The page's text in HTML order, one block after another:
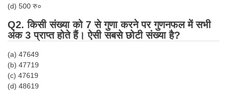
SSC CGL TIER-2
TIER-2 Papers
TIER-2 Syllabus
(d) 500 रु०
Q2. किसी संख्या को 7 से गुणा करने पर गुणनफल में सभी
अंक 3 प्राप्त होते हैं। ऐसी सबसे छोटी संख्या है?
(a) 47649
(b) 47719
(c) 47619
(d) 48619